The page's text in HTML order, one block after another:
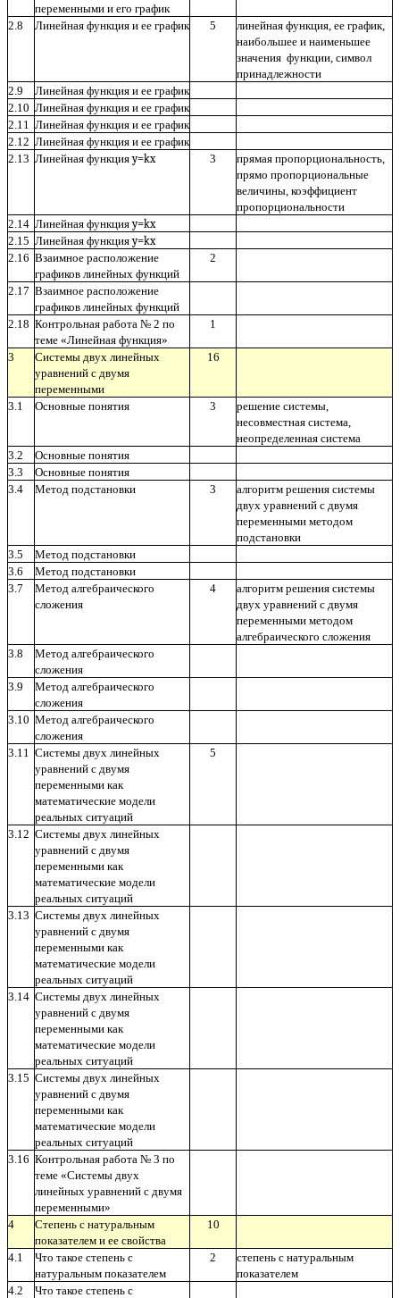
переменными и его график
2.8
Линейная функция и ее график 5
линейная функция, ее график,
наибольшее и наименьшее
значения функции, символ
принадлежности
2.9
Линейная функция и ее график
2.10 Линейная функция и ее график
2.11 Линейная функция и ее график
2.12 Линейная функция и ее график
2.13 Линейная функцияy=kx 3
прямая пропорциональность,
прямо пропорциональные
величины, коэффициент
пропорциональности
2.14 Линейная функцияy=kx
2.15 Линейная функцияy=kx
2.16 Взаимное расположение
графиков линейных функций
2
2.17 Взаимное расположение
графиков линейных функций
2.18 Контрольная работа № 2 по
теме «Линейная функция»
1
3
Системы двух линейных
уравнений с двумя
переменными
16
3.1 Основные понятия 3
решение системы,
несовместная система,
неопределенная система
3.2
Основные понятия
3.3
Основные понятия
3.4
Метод подстановки 3
алгоритм решения системы
двух уравнений с двумя
переменными методом
подстановки
3.5
Метод подстановки
3.6
Метод подстановки
3.7
Метод алгебраического
сложения
4
алгоритм решения системы
двух уравнений с двумя
переменными методом
алгебраического сложения
3.8
Метод алгебраического
сложения
3.9
Метод алгебраического
сложения
3.10 Метод алгебраического
сложения
3.11 Системы двух линейных
уравнений с двумя
переменными как
математические модели
реальных ситуаций
5
3.12 Системы двух линейных
уравнений с двумя
переменными как
математические модели
реальных ситуаций
3.13 Системы двух линейных
уравнений с двумя
переменными как
математические модели
реальных ситуаций
3.14 Системы двух линейных
уравнений с двумя
переменными как
математические модели
реальных ситуаций
3.15 Системы двух линейных
уравнений с двумя
переменными как
математические модели
реальных ситуаций
3.16 Контрольная работа № 3 по
теме «Системы двух
линейных уравнений с двумя
переменными»
4
Степень с натуральным
показателем и ее свойства
10
4.1
Что такое степень с
натуральным показателем
2
степень с натуральным
показателем
4.2
Что такое степень с